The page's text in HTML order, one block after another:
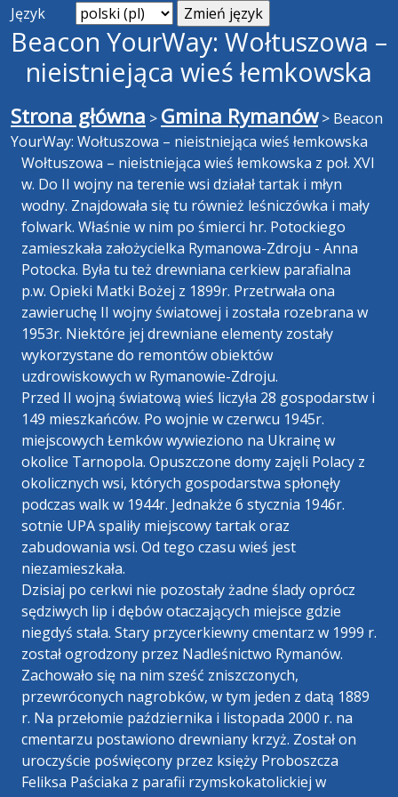
Język
Beacon YourWay: Wołtuszowa –
nieistniejąca wieś łemkowska
Strona główna > Gmina Rymanów> Beacon
YourWay: Wołtuszowa – nieistniejąca wieś łemkowska
Wołtuszowa – nieistniejąca wieś łemkowska z poł. XVI
w. Do II wojny na terenie wsi działał tartak i młyn
wodny. Znajdowała się tu również leśniczówka i mały
folwark. Właśnie w nim po śmierci hr. Potockiego
zamieszkała założycielka Rymanowa-Zdroju - Anna
Potocka. Była tu też drewniana cerkiew parafialna
p.w. Opieki Matki Bożej z 1899r. Przetrwała ona
zawieruchę II wojny światowej i została rozebrana w
1953r. Niektóre jej drewniane elementy zostały
wykorzystane do remontów obiektów
uzdrowiskowych w Rymanowie-Zdroju.
Przed II wojną światową wieś liczyła 28 gospodarstw i
149 mieszkańców. Po wojnie w czerwcu 1945r.
miejscowych Łemków wywieziono na Ukrainę w
okolice Tarnopola. Opuszczone domy zajęli Polacy z
okolicznych wsi, których gospodarstwa spłonęły
podczas walk w 1944r. Jednakże 6 stycznia 1946r.
sotnie UPA spaliły miejscowy tartak oraz
zabudowania wsi. Od tego czasu wieś jest
niezamieszkała.
Dzisiaj po cerkwi nie pozostały żadne ślady oprócz
sędziwych lip i dębów otaczających miejsce gdzie
niegdyś stała. Stary przycerkiewny cmentarz w 1999 r.
został ogrodzony przez Nadleśnictwo Rymanów.
Zachowało się na nim sześć zniszczonych,
przewróconych nagrobków, w tym jeden z datą 1889
r. Na przełomie października i listopada 2000 r. na
cmentarzu postawiono drewniany krzyż. Został on
uroczyście poświęcony przez księży Proboszcza
Feliksa Paściaka z parafii rzymskokatolickiej w